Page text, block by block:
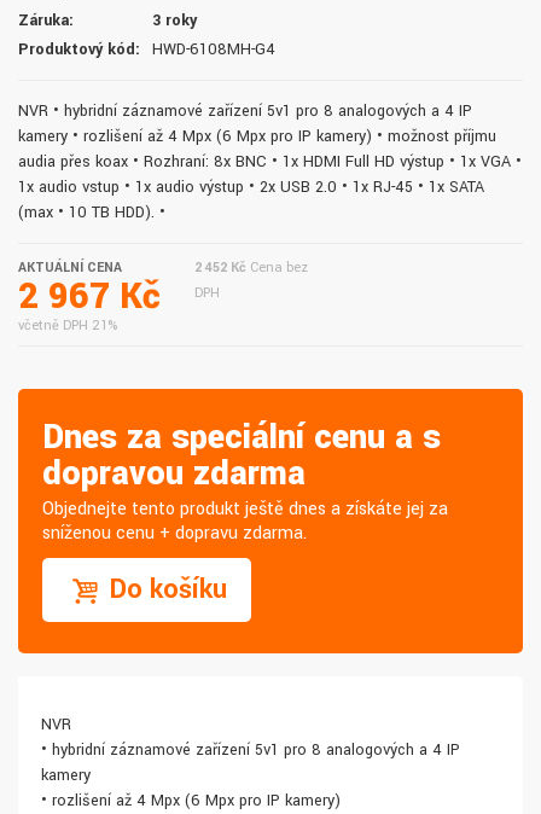
Záruka:
3 roky
Produktový kód:
HWD-6108MH-G4
NVR • hybridní záznamové zařízení 5v1 pro 8 analogových a 4 IP
kamery • rozlišení až 4 Mpx (6 Mpx pro IP kamery) • možnost příjmu
audia přes koax • Rozhraní: 8x BNC • 1x HDMI Full HD výstup • 1x VGA •
1x audio vstup • 1x audio výstup • 2x USB 2.0 • 1x RJ-45 • 1x SATA
(max • 10 TB HDD). •
AKTUÁLNÍ CENA
2 967 Kč
včetně DPH 21%
2 452 Kč Cena bez
DPH
Dnes za speciální cenu a s
dopravou zdarma
Objednejte tento produkt ještě dnes a získáte jej za
sníženou cenu + dopravu zdarma.
Do košíku
NVR
• hybridní záznamové zařízení 5v1 pro 8 analogových a 4 IP
kamery
• rozlišení až 4 Mpx (6 Mpx pro IP kamery)